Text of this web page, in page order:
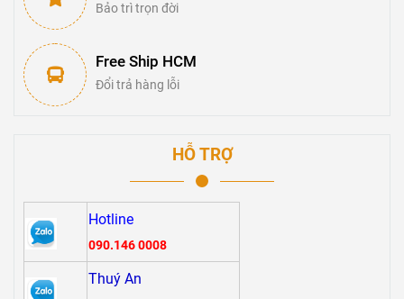
Bảo trì trọn đời
Free Ship HCM
Đổi trả hàng lỗi
HỖ TRỢ
Hotline
090.146 0008
Thuý An